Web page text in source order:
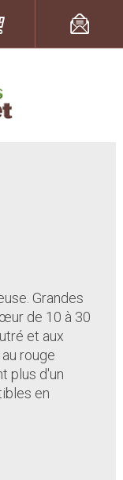
Grandes
de 10 à 30
et aux
rouge
plus d'un
en